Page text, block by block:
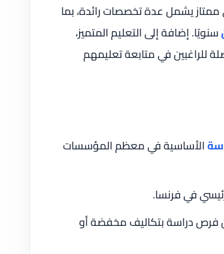
ممتاز يشمل عدة تخصصات رائدة، بما
سنويًا. إضافة إلى التعليم المتميز،
للراغبين في متابعة تعليمهم
الأساسية في معظم المؤسسات
في فرنسا.
فرص دراسة بتكاليف مخفضة أو